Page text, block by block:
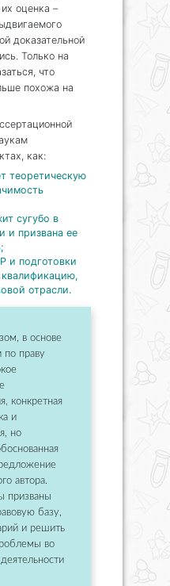
оценка –
доказательной
Только на
что
похожа на
как:
теоретическую
сугубо в
и призвана ее
и подготовки
отрасли.
в основе
по праву
конкретная
и
но
автора.
призваны
базу,
и решить
во